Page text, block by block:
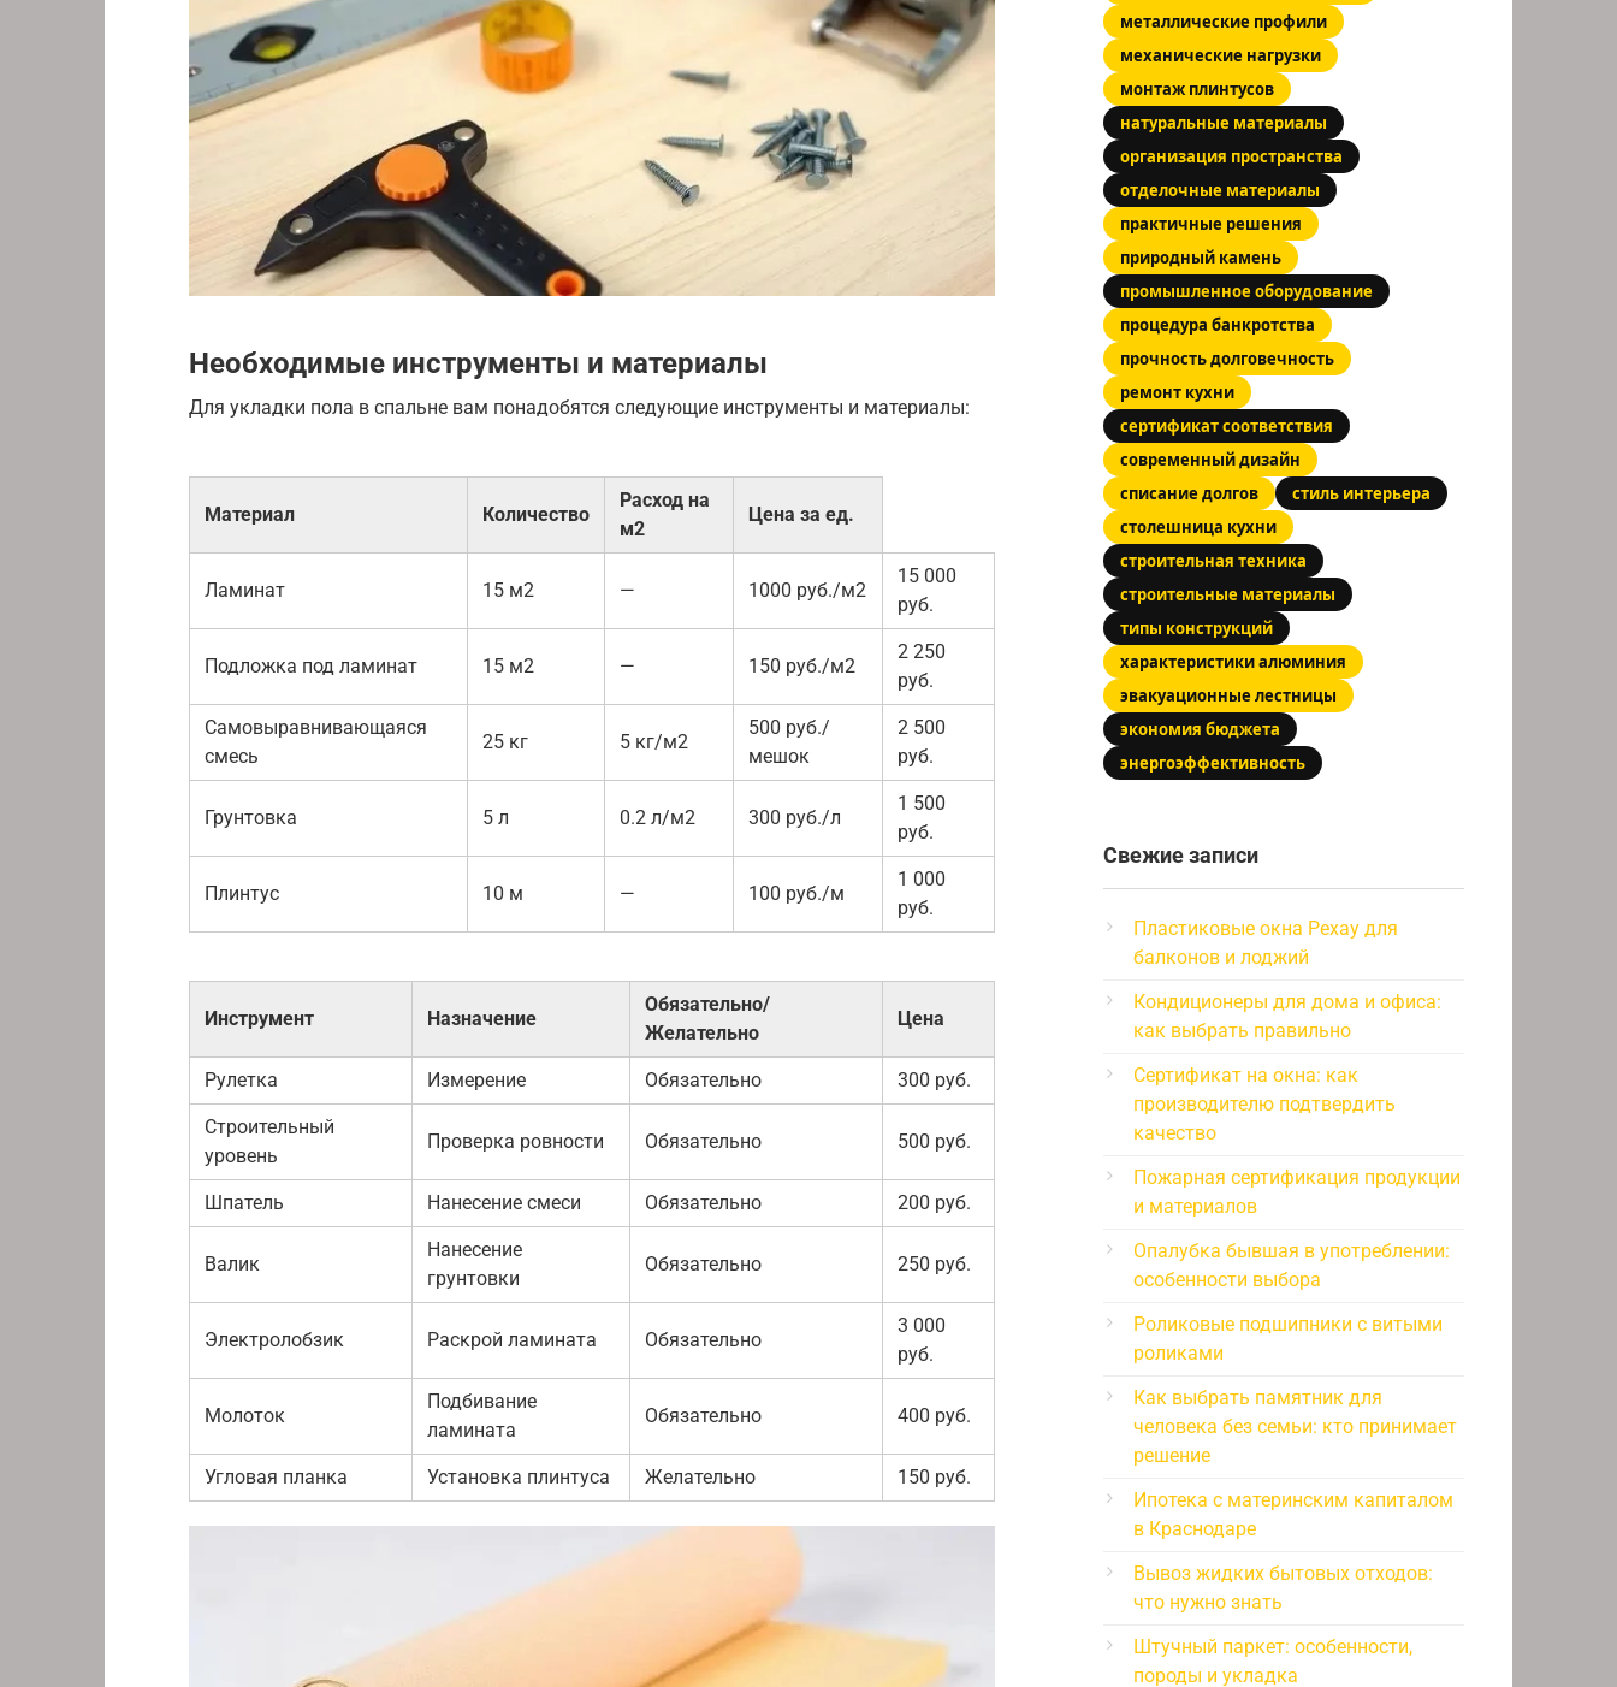
Необходимые инструменты и материалы
Для укладки пола в спальне вам понадобятся следующие инструменты и материалы:
Материал Количество
Расход на
м2
Цена за ед.
Ламинат 15 м2 — 1000 руб./м2
15 000
руб.
Подложка под ламинат 15 м2 — 150 руб./м2
2 250
руб.
Самовыравнивающаяся
смесь
25 кг 5 кг/м2
500 руб./
мешок
2 500
руб.
Грунтовка 5 л 0.2 л/м2 300 руб./л
1 500
руб.
Плинтус 10 м — 100 руб./м
1 000
руб.
Инструмент Назначение
Обязательно/
Желательно
Цена
Рулетка Измерение Обязательно 300 руб.
Строительный
уровень
Проверка ровности Обязательно 500 руб.
Шпатель Нанесение смеси Обязательно 200 руб.
Валик
Нанесение
грунтовки
Обязательно 250 руб.
Электролобзик Раскрой ламината Обязательно
3 000
руб.
Молоток
Подбивание
ламината
Обязательно 400 руб.
Угловая планка Установка плинтуса Желательно 150 руб.
металлические профили
механические нагрузки
монтаж плинтусов
натуральные материалы
организация пространства
отделочные материалы
практичные решения
природный камень
промышленное оборудование
процедура банкротства
прочность долговечность
ремонт кухни
сертификат соответствия
современный дизайн
списание долгов
стиль интерьера
столешница кухни
строительная техника
строительные материалы
типы конструкций
характеристики алюминия
эвакуационные лестницы
экономия бюджета
энергоэффективность
Свежие записи
Пластиковые окна Рехау для
балконов и лоджий
Кондиционеры для дома и офиса:
как выбрать правильно
Сертификат на окна: как
производителю подтвердить
качество
Пожарная сертификация продукции
и материалов
Опалубка бывшая в употреблении:
особенности выбора
Роликовые подшипники с витыми
роликами
Как выбрать памятник для
человека без семьи: кто принимает
решение
Ипотека с материнским капиталом
в Краснодаре
Вывоз жидких бытовых отходов:
что нужно знать
Штучный паркет: особенности,
породы и укладка